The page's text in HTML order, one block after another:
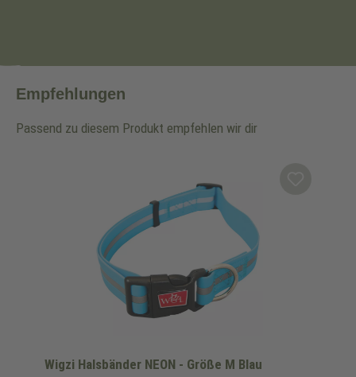
Empfehlungen
Passend zu diesem Produkt empfehlen wir dir
Wigzi Halsbänder NEON - Größe M Blau